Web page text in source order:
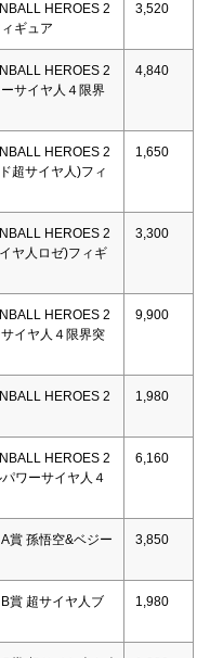
HEROES 2
ギュア
3,520
HEROES 2
サイヤ人４限界
4,840
HEROES 2
超サイヤ人)フィ
1,650
HEROES 2
ヤ人ロゼ)フィギ
3,300
HEROES 2
イヤ人４限界突
9,900
HEROES 2
1,980
HEROES 2
ワーサイヤ人４
6,160
賞 孫悟空&ベジー
3,850
賞 超サイヤ人ブ
1,980